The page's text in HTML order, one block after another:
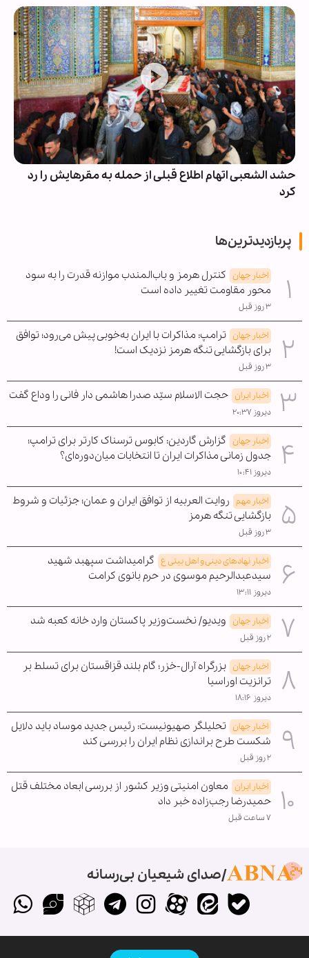
حشد الشعبی اتهام اطلاع قبلی از حمله به مقرهایش را رد
کرد
پربازدیدترین‌ها
اخبار جهان کنترل هرمز و باب‌المندب موازنه قدرت را به سود
محور مقاومت تغییر داده است
۳ روز قبل
اخبار جهان ترامپ: مذاکرات با ایران به‌خوبی پیش می‌رود؛ توافق
برای بازگشایی تنگه هرمز نزدیک است!
۳ روز قبل
اخبار ایران حجت الاسلام سیّد صدرا هاشمی دار فانی را وداع گفت
دیروز ۲۰:۳۷
اخبار جهان گزارش گاردین: کابوس ترسناک کارتر برای ترامپ؛
جدول زمانی مذاکرات ایران تا انتخابات میان‌دوره‌ای؟
دیروز ۱۰:۴۱
اخبار مهم روایت العربیه از توافق ایران و عمان؛ جزئیات و شروط
بازگشایی تنگه هرمز
۳ روز قبل
اخبار نهادهای دینی و اهل بیتی ع گرامیداشت سپهبد شهید
سیدعبدالرحیم موسوی در حرم بانوی کرامت
دیروز ۱۳:۱۱
اخبار جهان ویدیو/ نخست‌وزیر پاکستان وارد خانه کعبه شد
۲ روز قبل
اخبار جهان بزرگراه آرال-خزر؛ گام بلند قزاقستان برای تسلط بر
ترانزیت اوراسیا
دیروز ۱۸:۱۶
اخبار جهان تحلیلگر صهیونیست: رئیس جدید موساد باید دلایل
شکست طرح براندازی نظام ایران را بررسی کند
۲ روز قبل
اخبار ایران معاون امنیتی وزیر کشور از بررسی ابعاد مختلف قتل
حمیدرضا رجب‌زاده خبر داد
۷ ساعت قبل
صدای شیعیان بی‌رسانه